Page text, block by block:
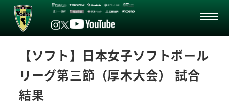
【ソフト】日本女子ソフトボール
リーグ第三節（厚木大会） 試合
結果